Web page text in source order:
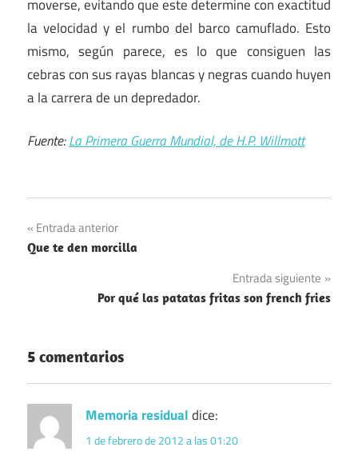
moverse, evitando que este determine con exactitud
la velocidad y el rumbo del barco camuflado. Esto
mismo, según parece, es lo que consiguen las
cebras con sus rayas blancas y negras cuando huyen
a la carrera de un depredador.
Fuente:La Primera Guerra Mundial, de H.P. Willmott
Navegación
de
entradas
Entrada anterior
Que te den morcilla
Entrada siguiente
Por qué las patatas fritas son french fries
5 comentarios
Memoria residualdice:
1 de febrero de 2012 a las 01:20